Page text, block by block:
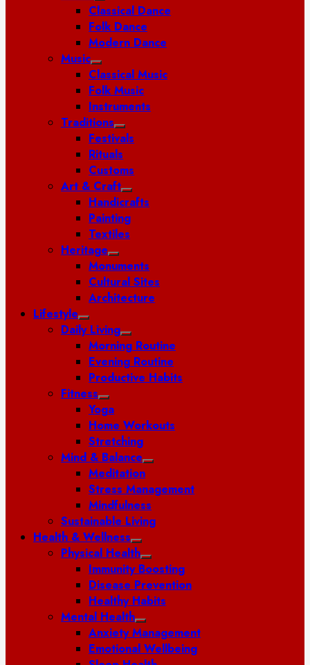
Classical Dance
Folk Dance
Modern Dance
Music
Classical Music
Folk Music
Instruments
Traditions
Festivals
Rituals
Customs
Art & Craft
Handicrafts
Painting
Textiles
Heritage
Monuments
Cultural Sites
Architecture
Lifestyle
Daily Living
Morning Routine
Evening Routine
Productive Habits
Fitness
Yoga
Home Workouts
Stretching
Mind & Balance
Meditation
Stress Management
Mindfulness
Sustainable Living
Health & Wellness
Physical Health
Immunity Boosting
Disease Prevention
Healthy Habits
Mental Health
Anxiety Management
Emotional Wellbeing